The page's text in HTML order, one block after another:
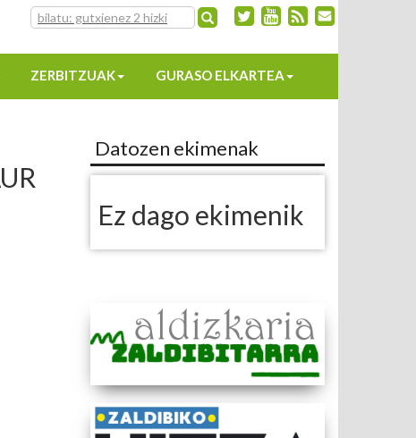
ZERBITZUAK GURASO ELKARTEA
Datozen ekimenak
Ez dago ekimenik